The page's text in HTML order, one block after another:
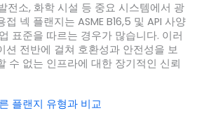
전소, 화학 시설 등 중요 시스템에서 광
넥 플랜지는 ASME B16,5 및 API 사양
표준을 따르는 경우가 많습니다. 이러
션 전반에 걸쳐 호환성과 안전성을 보
수 없는 인프라에 대한 장기적인 신뢰
플랜지 유형과 비교